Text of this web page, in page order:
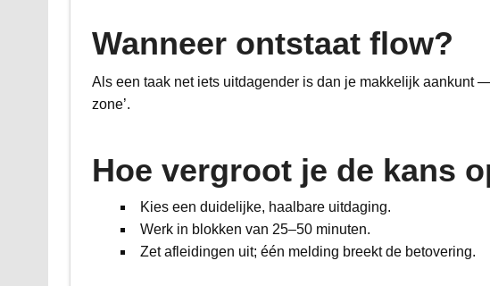
Wanneer ontstaat flow?
Als een taak net iets uitdagender is dan je makkelijk aankunt
zone’.
Hoe vergroot je de kans
Kies een duidelijke, haalbare uitdaging.
Werk in blokken van 25–50 minuten.
Zet afleidingen uit; één melding breekt de betovering.